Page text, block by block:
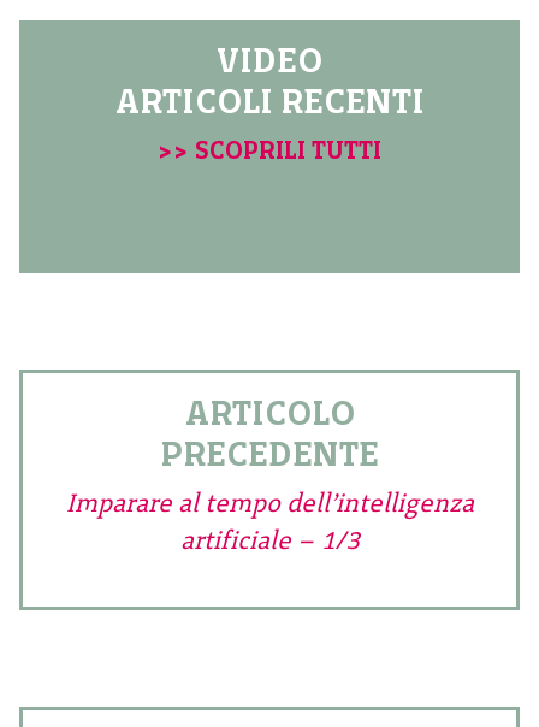
VIDEO
ARTICOLI RECENTI
>> SCOPRILI TUTTI
ARTICOLO
PRECEDENTE
Imparare al tempo dell’intelligenza
artificiale – 1/3